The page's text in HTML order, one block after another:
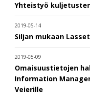
Yhteistyö
2019-05-14
Siljan mukaan
2019-05-09
Omaisuustietojen
Information
Veierille